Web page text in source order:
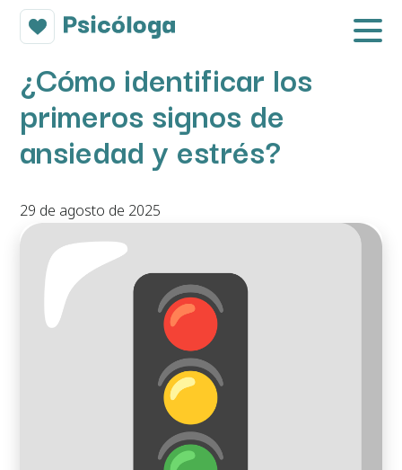
¿Cómo identificar los
primeros signos de
ansiedad y estrés?
29 de agosto de 2025